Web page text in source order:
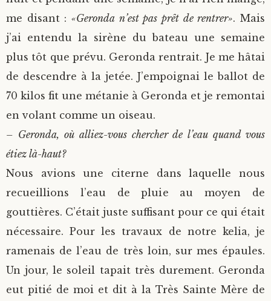
me disant : «Geronda n’est pas prêt de rentrer». Mais
j’ai entendu la sirène du bateau une semaine
plus tôt que prévu. Geronda rentrait. Je me hâtai
de descendre à la jetée. J’empoignai le ballot de
70 kilos fit une métanie à Geronda et je remontai
en volant comme un oiseau.
– Geronda, où alliez-vous chercher de l’eau quand vous
étiez là-haut?
Nous avions une citerne dans laquelle nous
recueillions l’eau de pluie au moyen de
gouttières. C’était juste suffisant pour ce qui était
nécessaire. Pour les travaux de notre kelia, je
ramenais de l’eau de très loin, sur mes épaules.
Un jour, le soleil tapait très durement. Geronda
eut pitié de moi et dit à la Très Sainte Mère de